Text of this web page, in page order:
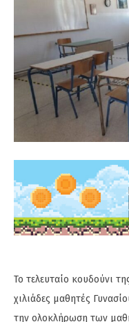
Το τελευταίο κουδούνι
χιλιάδες μαθητές
την ολοκλήρωση των